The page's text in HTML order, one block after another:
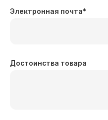
Электронная почта*
Достоинства товара